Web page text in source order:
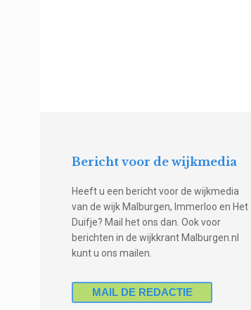
Bericht voor de wijkmedia
Heeft u een bericht voor de wijkmedia
van de wijk Malburgen, Immerloo en Het
Duifje? Mail het ons dan. Ook voor
berichten in de wijkkrant Malburgen.nl
kunt u ons mailen.
MAIL DE REDACTIE